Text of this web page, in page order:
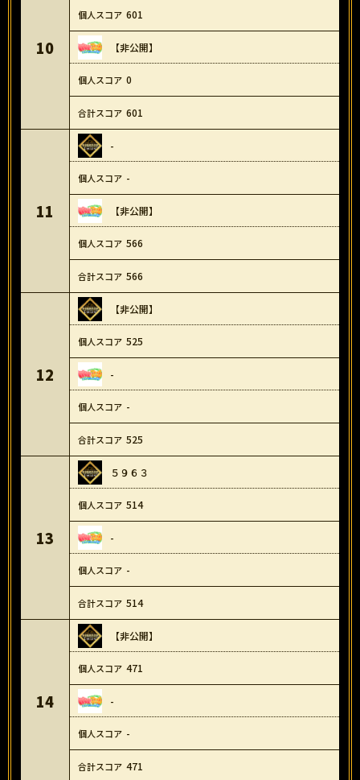
10
601
【非公開】
0
601
11
-
-
【非公開】
566
566
12
【非公開】
525
-
-
525
13
５９６３
514
-
-
514
14
【非公開】
471
-
-
471